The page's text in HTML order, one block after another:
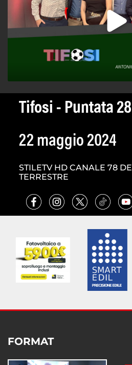
Tifosi - Puntata 28
22 maggio 2024
STILETV HD CANALE 78
TERRESTRE
FORMAT